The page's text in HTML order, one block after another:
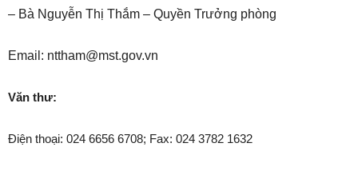
– Bà Nguyễn Thị Thắm – Quyền Trưởng phòng
Email: nttham@mst.gov.vn
Văn thư:
Điện thoại: 024 6656 6708; Fax: 024 3782 1632